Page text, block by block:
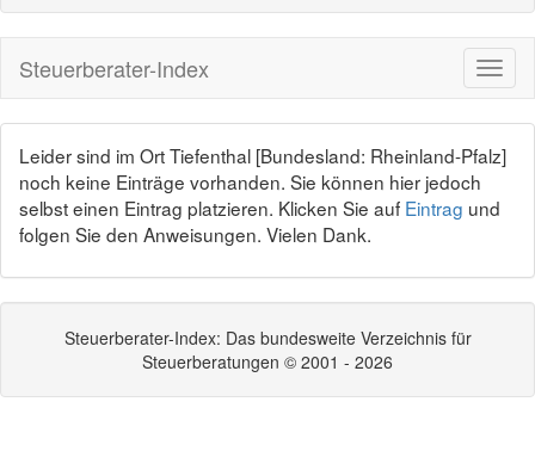
Steuerberater-Index
Leider sind im Ort Tiefenthal [Bundesland: Rheinland-Pfalz]
noch keine Einträge vorhanden. Sie können hier jedoch
selbst einen Eintrag platzieren. Klicken Sie auf Eintrag und
folgen Sie den Anweisungen. Vielen Dank.
Steuerberater-Index: Das bundesweite Verzeichnis für
Steuerberatungen © 2001 - 2026